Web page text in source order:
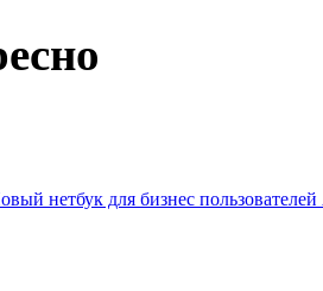
нетбук для бизнес